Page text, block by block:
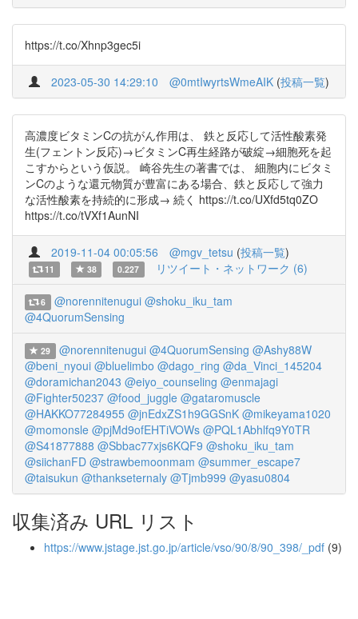
https://t.co/Xhnp3gec5i
2023-05-30 14:29:10 @0mtIwyrtsWmeAIK (投稿一覧)
高濃度ビタミンCの抗がん作用は、 鉄と反応して活性酸素発
生(フェントン反応)→ビタミンC再生経路が破綻→細胞死を起
こすからという仮説。 崎谷先生の著書では、 細胞内にビタミ
ンCのような還元物質が豊富にある場合、鉄と反応して強力
な活性酸素を持続的に形成→ 続く https://t.co/UXfd5tq0ZO
https://t.co/tVXf1AunNI
2019-11-04 00:05:56 @mgv_tetsu (投稿一覧)
11 38 0.227 リツイート・ネットワーク (6)
6 @norennitenugui @shoku_iku_tam
@4QuorumSensing
29 @norennitenugui @4QuorumSensing @Ashy88W
@beni_nyoui @bluelimbo @dago_ring @da_Vinci_145204
@doramichan2043 @eiyo_counseling @enmajagi
@Fighter50237 @food_juggle @gataromuscle
@HAKKO77284955 @jnEdxZS1h9GGSnK @mikeyama1020
@momonsle @pjMd9ofEHTiVOWs @PQL1Abhlfq9Y0TR
@S41877888 @Sbbac77xjs6KQF9 @shoku_iku_tam
@siichanFD @strawbemoonmam @summer_escape7
@taisukun @thankseternaly @Tjmb999 @yasu0804
収集済み URL リスト
https://www.jstage.jst.go.jp/article/vso/90/8/90_398/_pdf (9)